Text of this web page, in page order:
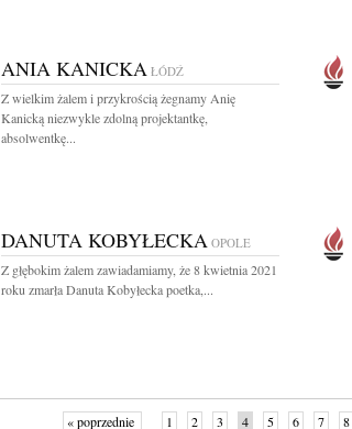
ANIA KANICKA ŁÓDŹ
Z wielkim żalem i przykrością żegnamy Anię
Kanicką niezwykle zdolną projektantkę,
absolwentkę...
DANUTA KOBYŁECKA OPOLE
Z głębokim żalem zawiadamiamy, że 8 kwietnia 2021
roku zmarła Danuta Kobyłecka poetka,...
« poprzednie 1 2 3 4 5 6 7 8